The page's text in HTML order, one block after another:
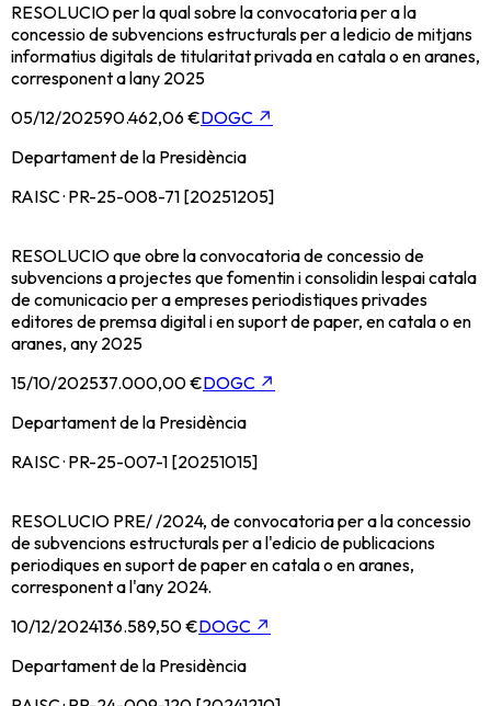
RESOLUCIO per la qual sobre la convocatoria per a la
concessio de subvencions estructurals per a ledicio de mitjans
informatius digitals de titularitat privada en catala o en aranes,
corresponent a lany 2025
05/12/202590.462,06 €DOGC ↗
Departament de la Presidència
RAISC · PR-25-008-71 [20251205]
RESOLUCIO que obre la convocatoria de concessio de
subvencions a projectes que fomentin i consolidin lespai catala
de comunicacio per a empreses periodistiques privades
editores de premsa digital i en suport de paper, en catala o en
aranes, any 2025
15/10/202537.000,00 €DOGC ↗
Departament de la Presidència
RAISC · PR-25-007-1 [20251015]
RESOLUCIO PRE/ /2024, de convocatoria per a la concessio
de subvencions estructurals per a l'edicio de publicacions
periodiques en suport de paper en catala o en aranes,
corresponent a l'any 2024.
10/12/2024136.589,50 €DOGC ↗
Departament de la Presidència